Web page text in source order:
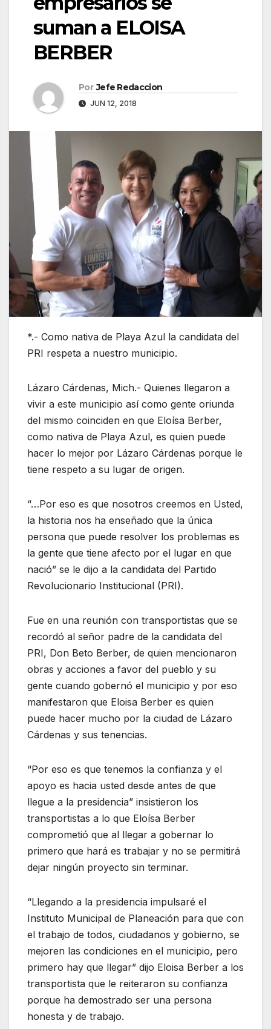
suman a ELOISA
BERBER
Por Jefe Redaccion
JUN 12, 2018
*.- Como nativa de Playa Azul la candidata del
PRI respeta a nuestro municipio.
Lázaro Cárdenas, Mich.- Quienes llegaron a
vivir a este municipio así como gente oriunda
del mismo coinciden en que Eloísa Berber,
como nativa de Playa Azul, es quien puede
hacer lo mejor por Lázaro Cárdenas porque le
tiene respeto a su lugar de origen.
“…Por eso es que nosotros creemos en Usted,
la historia nos ha enseñado que la única
persona que puede resolver los problemas es
la gente que tiene afecto por el lugar en que
nació” se le dijo a la candidata del Partido
Revolucionario Institucional (PRI).
Fue en una reunión con transportistas que se
recordó al señor padre de la candidata del
PRI, Don Beto Berber, de quien mencionaron
obras y acciones a favor del pueblo y su
gente cuando gobernó el municipio y por eso
manifestaron que Eloisa Berber es quien
puede hacer mucho por la ciudad de Lázaro
Cárdenas y sus tenencias.
“Por eso es que tenemos la confianza y el
apoyo es hacia usted desde antes de que
llegue a la presidencia” insistieron los
transportistas a lo que Eloísa Berber
comprometió que al llegar a gobernar lo
primero que hará es trabajar y no se permitirá
dejar ningún proyecto sin terminar.
“Llegando a la presidencia impulsaré el
Instituto Municipal de Planeación para que con
el trabajo de todos, ciudadanos y gobierno, se
mejoren las condiciones en el municipio, pero
primero hay que llegar” dijo Eloisa Berber a los
transportista que le reiteraron su confianza
porque ha demostrado ser una persona
honesta y de trabajo.